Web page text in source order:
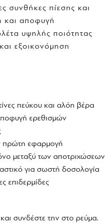
συνθήκες πίεσης και
και αποφυγή
υψηλής ποιότητας
εξοικονόμηση
πεύκου και αλόη βέρα
ερεθισμών
πρώτη εφαρμογή
μεταξύ των αποτριχώσεων
για σωστή δοσολογία
επιδερμίδες
συνδέστε την στο ρεύμα.